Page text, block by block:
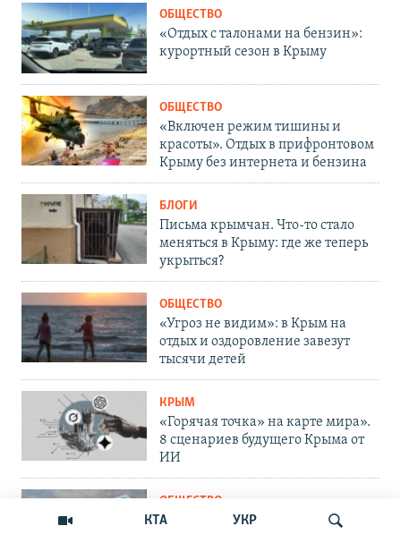
КТА УКР
ОБЩЕСТВО
«Отдых с талонами на бензин»:
курортный сезон в Крыму
ОБЩЕСТВО
«Включен режим тишины и
красоты». Отдых в прифронтовом
Крыму без интернета и бензина
БЛОГИ
Письма крымчан. Что-то стало
меняться в Крыму: где же теперь
укрыться?
ОБЩЕСТВО
«Угроз не видим»: в Крым на
отдых и оздоровление завезут
тысячи детей
КРЫМ
«Горячая точка» на карте мира».
8 сценариев будущего Крыма от
ИИ
ОБЩЕСТВО
Блокирование Telegram. Как